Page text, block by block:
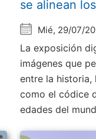
se alinean
Mié, 29/07/
La exposición
imágenes que
entre la historia,
como el códice
edades del